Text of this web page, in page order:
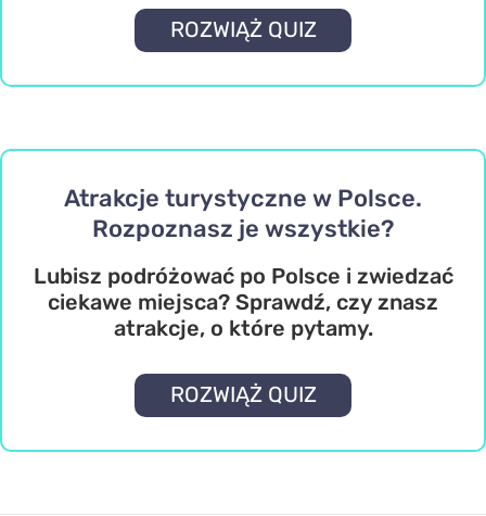
ROZWIĄŻ QUIZ
Atrakcje turystyczne w Polsce.
Rozpoznasz je wszystkie?
Lubisz podróżować po Polsce i zwiedzać
ciekawe miejsca? Sprawdź, czy znasz
atrakcje, o które pytamy.
ROZWIĄŻ QUIZ